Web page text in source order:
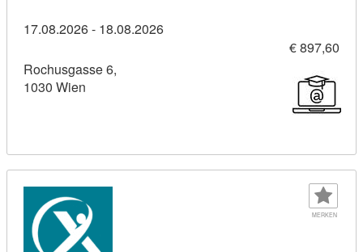
17.08.2026 - 18.08.2026
€ 897,60
Rochusgasse 6,
1030 Wien
MERKEN